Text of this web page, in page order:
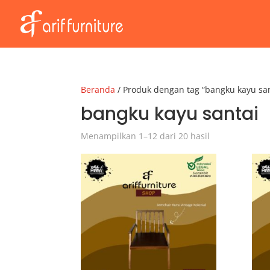
Beranda / Produk dengan tag “bangku kayu
bangku kayu santai
Menampilkan 1–12 dari 20 hasil